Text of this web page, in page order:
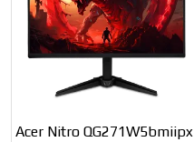
Acer Nitro QG271W5bmiipx